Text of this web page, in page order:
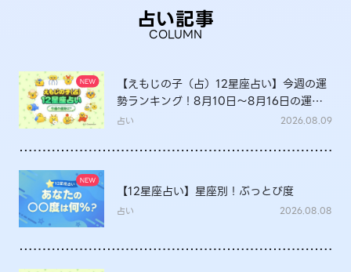
占い記事
COLUMN
【えもじの子（占）12星座占い】今週の運
勢ランキング！8月10日～8月16日の運勢
は？
占い 2026.08.09
【12星座占い】星座別！ぶっとび度
占い 2026.08.08